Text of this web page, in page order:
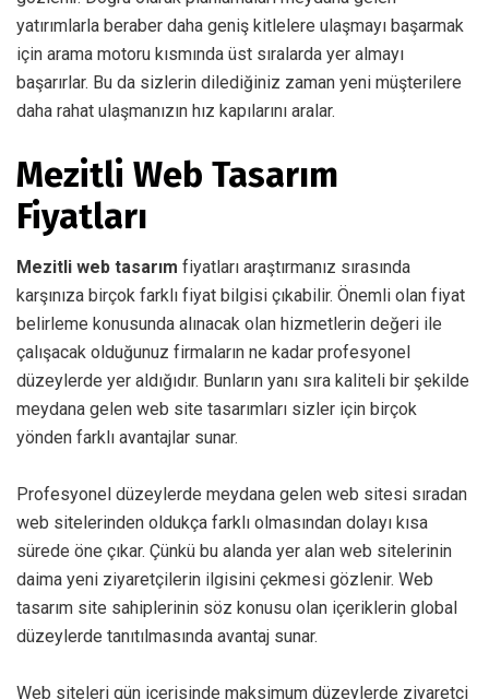
yatırımlarla beraber daha geniş kitlelere ulaşmayı başarmak
için arama motoru kısmında üst sıralarda yer almayı
başarırlar. Bu da sizlerin dilediğiniz zaman yeni müşterilere
daha rahat ulaşmanızın hız kapılarını aralar.
Mezitli Web Tasarım
Fiyatları
Mezitli web tasarım fiyatları araştırmanız sırasında
karşınıza birçok farklı fiyat bilgisi çıkabilir. Önemli olan fiyat
belirleme konusunda alınacak olan hizmetlerin değeri ile
çalışacak olduğunuz firmaların ne kadar profesyonel
düzeylerde yer aldığıdır. Bunların yanı sıra kaliteli bir şekilde
meydana gelen web site tasarımları sizler için birçok
yönden farklı avantajlar sunar.
Profesyonel düzeylerde meydana gelen web sitesi sıradan
web sitelerinden oldukça farklı olmasından dolayı kısa
sürede öne çıkar. Çünkü bu alanda yer alan web sitelerinin
daima yeni ziyaretçilerin ilgisini çekmesi gözlenir. Web
tasarım site sahiplerinin söz konusu olan içeriklerin global
düzeylerde tanıtılmasında avantaj sunar.
Web siteleri gün içerisinde maksimum düzeylerde ziyaretçi